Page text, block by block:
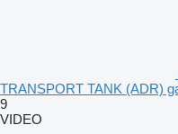
TRANSPORT TANK (ADR)
9
VIDEO